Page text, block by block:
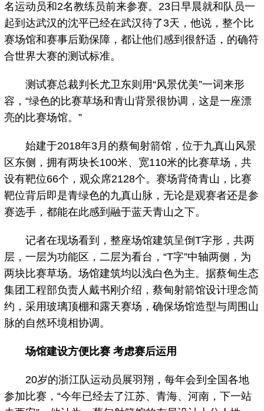
名运动员和2名教练员前来参赛。23日早晨就和队员一
起到达武汉的沈平已经在武汉待了3天，他说，整个比
赛场馆和赛事后勤保障，都让他们感到很舒适，的确符
合世界大赛的测试标准。
测试赛总裁判长尤卫东则用“风景优美”一词来形
容，“绿色的比赛草场和青山背景很协调，这是一座漂
亮的比赛场馆。”
始建于2018年3月的蔡甸射箭馆，位于九真山风景
区东侧，拥有两块长100米、宽110米的比赛草场，共
设有靶位66个，观众席2128个。赛场背倚青山，比赛
靶位背后即是青绿色的九真山脉，无论是观赛者还是参
赛选手，都能在此感到融于蓝天青山之下。
记者在现场看到，整座场馆建筑呈倒T字形，共两
层，一层为功能区，二层为看台，“T字”中轴两侧，为
两块比赛草场。场馆建筑均以浅白色为主。据蔡甸生态
集团工程部负责人戴书刚介绍，蔡甸射箭馆设计理念简
约，采用玻璃顶棚和露天赛场，确保场馆造型与周围山
脉的自然环境相协调。
场馆建设方便比赛 考虑赛后运用
20岁的浙江队运动员展羽翔，每年会到全国各地
参加比赛，“今年已经去了江苏、青海、河南，下一站